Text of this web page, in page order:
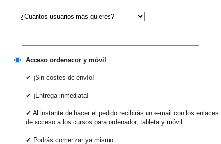
Acceso ordenador y móvil
✔ ¡Sin costes de envío!
✔ ¡Entrega inmediata!
✔ Al instante de hacer el pedido recibirás un e-mail con los enlaces
de acceso a los cursos para ordenador, tableta y móvil.
✔ Podrás comenzar ya mismo